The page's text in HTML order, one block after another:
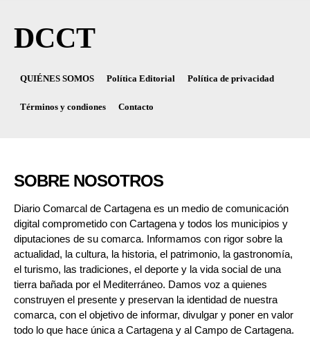
DCCT
QUIÉNES SOMOS Política Editorial Política de privacidad
Términos y condiones Contacto
SOBRE NOSOTROS
Diario Comarcal de Cartagena es un medio de comunicación
digital comprometido con Cartagena y todos los municipios y
diputaciones de su comarca. Informamos con rigor sobre la
actualidad, la cultura, la historia, el patrimonio, la gastronomía,
el turismo, las tradiciones, el deporte y la vida social de una
tierra bañada por el Mediterráneo. Damos voz a quienes
construyen el presente y preservan la identidad de nuestra
comarca, con el objetivo de informar, divulgar y poner en valor
todo lo que hace única a Cartagena y al Campo de Cartagena.